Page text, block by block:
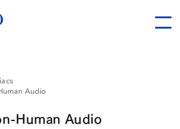
Audio
Human Audio